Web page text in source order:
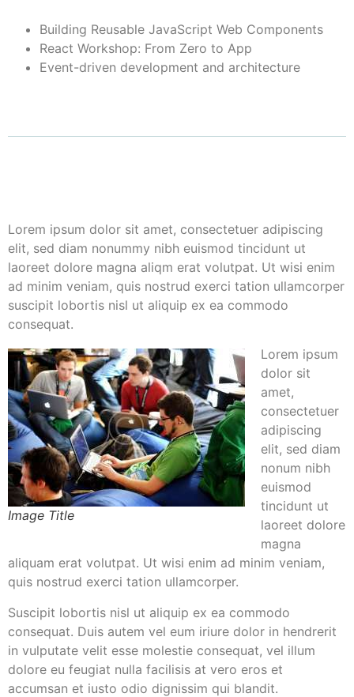
Building Reusable JavaScript Web Components
React Workshop: From Zero to App
Event-driven development and architecture
Lorem ipsum dolor sit amet, consectetuer adipiscing
elit, sed diam nonummy nibh euismod tincidunt ut
laoreet dolore magna aliqm erat volutpat. Ut wisi enim
ad minim veniam, quis nostrud exerci tation ullamcorper
suscipit lobortis nisl ut aliquip ex ea commodo
consequat.
Image Title
Lorem ipsum
dolor sit
amet,
consectetuer
adipiscing
elit, sed diam
nonum nibh
euismod
tincidunt ut
laoreet dolore
magna
aliquam erat volutpat. Ut wisi enim ad minim veniam,
quis nostrud exerci tation ullamcorper.
Suscipit lobortis nisl ut aliquip ex ea commodo
consequat. Duis autem vel eum iriure dolor in hendrerit
in vulputate velit esse molestie consequat, vel illum
dolore eu feugiat nulla facilisis at vero eros et
accumsan et iusto odio dignissim qui blandit.